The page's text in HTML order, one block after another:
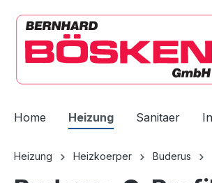
Zur Hauptnavigation springen
Home Heizung Sanitaer
Heizung Heizkoerper Buderus